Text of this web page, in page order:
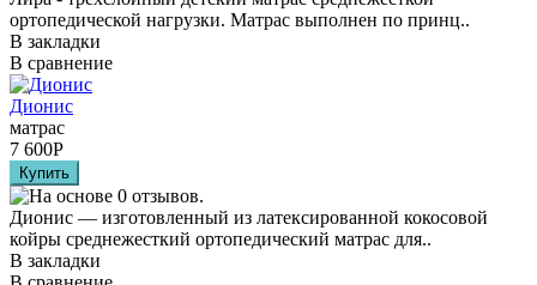
ортопедической нагрузки. Матрас выполнен по принц..
В закладки
В сравнение
Дионис
матрас
7 600Р
Дионис — изготовленный из латексированной кокосовой
койры среднежесткий ортопедический матрас для..
В закладки